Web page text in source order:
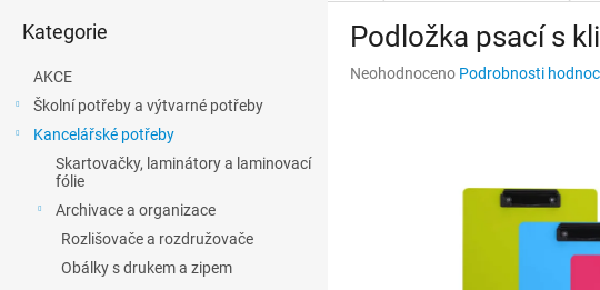
kategorie
Kategorie
AKCE
Školní potřeby a výtvarné potřeby
Kancelářské potřeby
Skartovačky, laminátory a laminovací
fólie
Archivace a organizace
Rozlišovače a rozdružovače
Obálky s drukem a zipem
Podložka psací s
Průměrné
Neohodnoceno Podrobnosti